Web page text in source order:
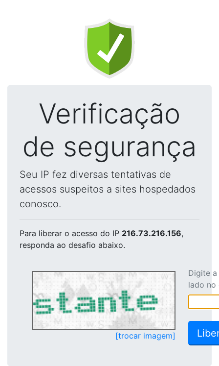
Verificação
de segurança
Seu IP fez diversas tentativas de
acessos suspeitos a sites hospedados
conosco.
Para liberar o acesso do IP 216.73.216.156,
responda ao desafio abaixo.
[trocar imagem]
Digite
lado no